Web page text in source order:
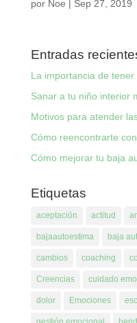
por Noe | Sep 27, 2019
Entradas
La importancia de
Sanar a tu niño interior
Motivos para atender
Cómo reencontrarte
Cómo mejorar tu baja
Etiquetas
aceptación actitud
bajaautoestima baja
cambios coaching
Creencias cuidado
dolor Emociones